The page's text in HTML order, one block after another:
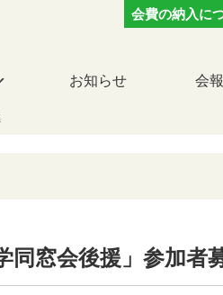
会費の納入に
お知らせ 会
窓会後援」参加者